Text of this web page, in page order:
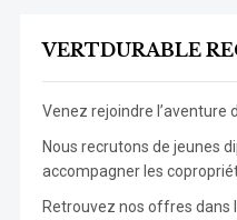
VERTDURABLE
Venez rejoindre l’aventure
Nous recrutons de jeunes
accompagner les
Retrouvez nos offres dans